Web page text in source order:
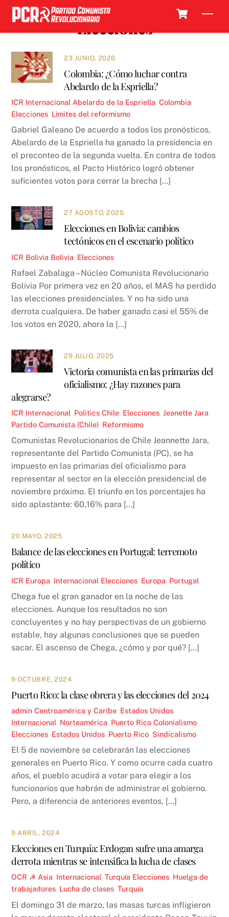
Skip
content
Elecciones
23 JUNIO, 2026
Colombia: ¿Cómo luchar contra
Abelardo de la Espriella?
ICR Internacional Abelardo de la Espriella ,Colombia
Elecciones Límites del reformismo
Gabriel Galeano De acuerdo a todos los pronósticos,
Abelardo de la Espriella ha ganado la presidencia en
el preconteo de la segunda vuelta. En contra de todos
los pronósticos, el Pacto Histórico logró obtener
suficientes votos para cerrar la brecha […]
27 AGOSTO, 2025
Elecciones en Bolivia: cambios
tectónicos en el escenario político
ICR Bolivia Bolivia Elecciones
Rafael Zabalaga – Núcleo Comunista Revolucionario
Bolivia Por primera vez en 20 años, el MAS ha perdido
las elecciones presidenciales. Y no ha sido una
derrota cualquiera. De haber ganado casi el 55% de
los votos en 2020, ahora la […]
29 JULIO, 2025
Victoria comunista en las primarias del
oficialismo: ¿Hay razones para
alegrarse?
ICR Internacional Politics Chile Elecciones ,Jeanette Jara
Partido Comunista (Chile) Reformismo
Comunistas Revolucionarios de Chile Jeannette Jara,
representante del Partido Comunista (PC), se ha
impuesto en las primarias del oficialismo para
representar al sector en la elección presidencial de
noviembre próximo. El triunfo en los porcentajes ha
sido aplastante: 60,16% para […]
20 MAYO, 2025
Balance de las elecciones en Portugal: terremoto
político
ICR Europa Internacional Elecciones Europa Portugal
Chega fue el gran ganador en la noche de las
elecciones. Aunque los resultados no son
concluyentes y no hay perspectivas de un gobierno
estable, hay algunas conclusiones que se pueden
sacar. El ascenso de Chega, ¿cómo y por qué? […]
9 OCTUBRE, 2024
Puerto Rico: la clase obrera y las elecciones del 2024
admin Centroamérica y Caribe Estados Unidos
Internacional Norteamérica Puerto Rico Colonialismo
Elecciones Estados Unidos Puerto Rico Sindicalismo
El 5 de noviembre se celebrarán las elecciones
generales en Puerto Rico. Y como ocurre cada cuatro
años, el pueblo acudirá a votar para elegir a los
funcionarios que habrán de administrar el gobierno.
Pero, a diferencia de anteriores eventos, […]
9 ABRIL, 2024
Elecciones en Turquía: Erdogan sufre una amarga
derrota mientras se intensifica la lucha de clases
OCR ☭ Asia Internacional ,Turquía Elecciones Huelga de
trabajadores Lucha de clases ,Turquía
El domingo 31 de marzo, las masas turcas infligieron